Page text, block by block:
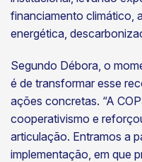
financiamento climático,
energética,
Segundo Débora, o
é de transformar esse
ações concretas. “A
cooperativismo e
articulação. Entramos a
implementação, em que